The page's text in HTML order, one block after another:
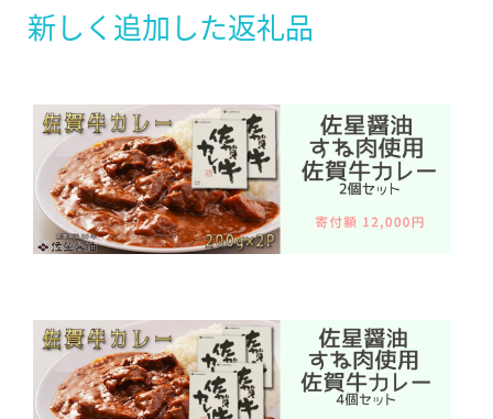
新しく追加した返礼品